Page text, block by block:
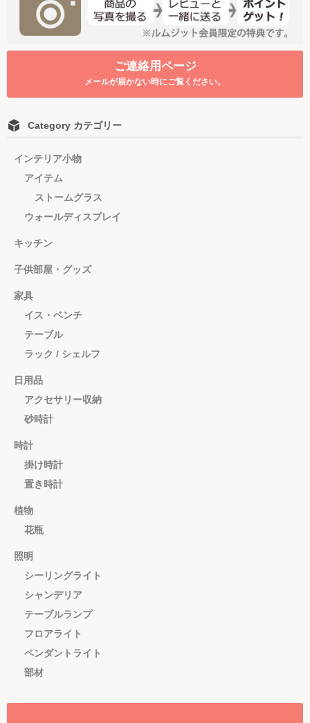
ご連絡用ページ
メールが届かない時にご覧ください。
Category カテゴリー
インテリア小物
アイテム
ストームグラス
ウォールディスプレイ
キッチン
子供部屋・グッズ
家具
イス・ベンチ
テーブル
ラック / シェルフ
日用品
アクセサリー収納
砂時計
時計
掛け時計
置き時計
植物
花瓶
照明
シーリングライト
シャンデリア
テーブルランプ
フロアライト
ペンダントライト
部材